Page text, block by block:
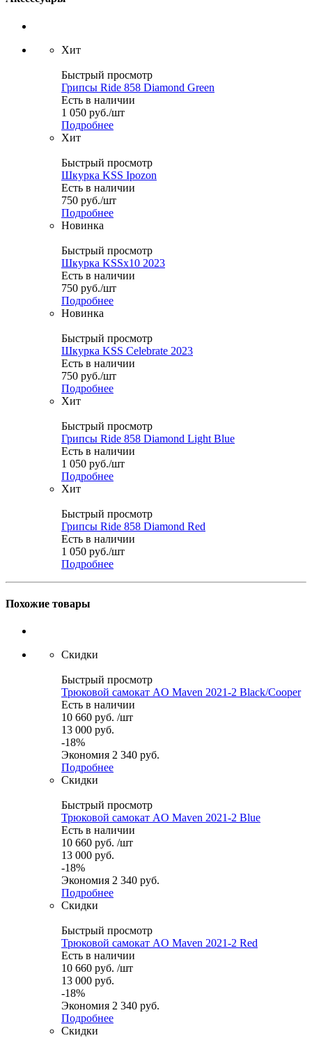
Хит
Быстрый просмотр
Грипсы Ride 858 Diamond Green
Есть в наличии
1 050 руб./шт
Подробнее
Хит
Быстрый просмотр
Шкурка KSS Ipozon
Есть в наличии
750 руб./шт
Подробнее
Новинка
Быстрый просмотр
Шкурка KSSx10 2023
Есть в наличии
750 руб./шт
Подробнее
Новинка
Быстрый просмотр
Шкурка KSS Celebrate 2023
Есть в наличии
750 руб./шт
Подробнее
Хит
Быстрый просмотр
Грипсы Ride 858 Diamond Light Blue
Есть в наличии
1 050 руб./шт
Подробнее
Хит
Быстрый просмотр
Грипсы Ride 858 Diamond Red
Есть в наличии
1 050 руб./шт
Подробнее
Похожие товары
Скидки
Быстрый просмотр
Трюковой самокат AO Maven 2021-2 Black/Cooper
Есть в наличии
10 660 руб. /шт
13 000 руб.
-18%
Экономия 2 340 руб.
Подробнее
Скидки
Быстрый просмотр
Трюковой самокат AO Maven 2021-2 Blue
Есть в наличии
10 660 руб. /шт
13 000 руб.
-18%
Экономия 2 340 руб.
Подробнее
Скидки
Быстрый просмотр
Трюковой самокат AO Maven 2021-2 Red
Есть в наличии
10 660 руб. /шт
13 000 руб.
-18%
Экономия 2 340 руб.
Подробнее
Скидки